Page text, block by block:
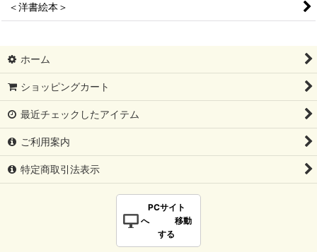
＜洋書絵本＞
ホーム
ショッピングカート
最近チェックしたアイテム
ご利用案内
特定商取引法表示
PCサイト
へ 移動
する